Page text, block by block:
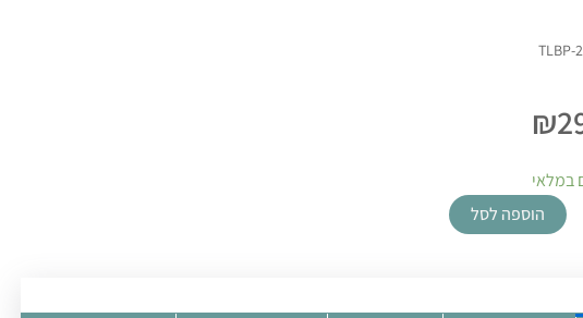
₪
במלאי
הוספה לסל